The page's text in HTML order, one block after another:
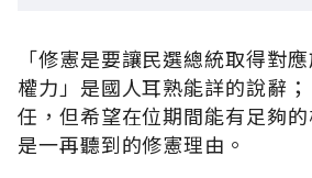
「修憲是要讓民選總統取得對
權力」是國人耳熟能詳的說辭
任，但希望在位期間能有足夠
是一再聽到的修憲理由。